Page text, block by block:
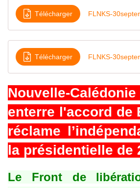
Télécharger FLNKS-
Télécharger FLNKS-
Nouvelle-
enterre l'accord de
réclame
la présidentielle de
Le Front de